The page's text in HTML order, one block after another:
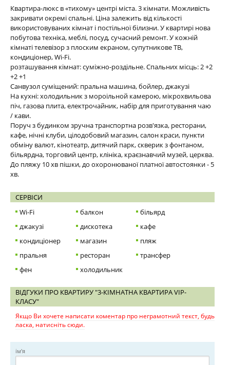
Квартира-люкс в «тихому» центрі міста. 3 кімнати. Можливість
закривати окремі спальні. Ціна залежить від кількості
використовуваних кімнат і постільної білизни. У квартирі нова
побутова техніка, меблі, посуд, сучасний ремонт. У кожній
кімнаті телевізор з плоским екраном, супутникове ТВ,
кондиціонер, Wi-Fi.
розташування кімнат: суміжно-роздільне. Спальних місць: 2 +2
+2 +1
Санвузол суміщений: пральна машина, бойлер, джакузі
На кухні: холодильник з мороільной камерою, мікрохвильова
піч, газова плита, електрочайник, набір для приготування чаю
/ кави.
Поруч з будинком зручна транспортна розв'язка, ресторани,
кафе, нічні клуби, цілодобовий магазин, салон краси, пункти
обміну валют, кінотеатр, дитячий парк, скверик з фонтаном,
більярдна, торговий центр, клініка, краєзнавчий музей, церква.
До пляжу 10 хв пішки, до охоронюваної платної автостоянки - 5
хв.
СЕРВІСИ
Wi-Fi
балкон
більярд
джакузі
дискотека
кафе
кондиціонер
магазин
пляж
пральня
ресторан
трансфер
фен
холодильник
ВІДГУКИ ПРО КВАРТИРУ "3-КІМНАТНА КВАРТИРА VIP-
КЛАСУ"
Якщо Ви хочете написати коментар про неграмотний текст, будь
ласка, натисніть сюди.
ім'я